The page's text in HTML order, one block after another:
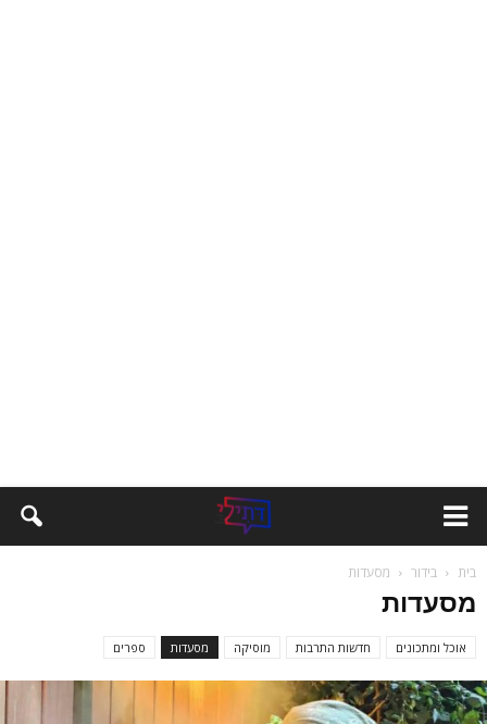
בית בידור מסעדות
מסעדות
אוכל ומתכונים חדשות התרבות מוסיקה מסעדות ספרים